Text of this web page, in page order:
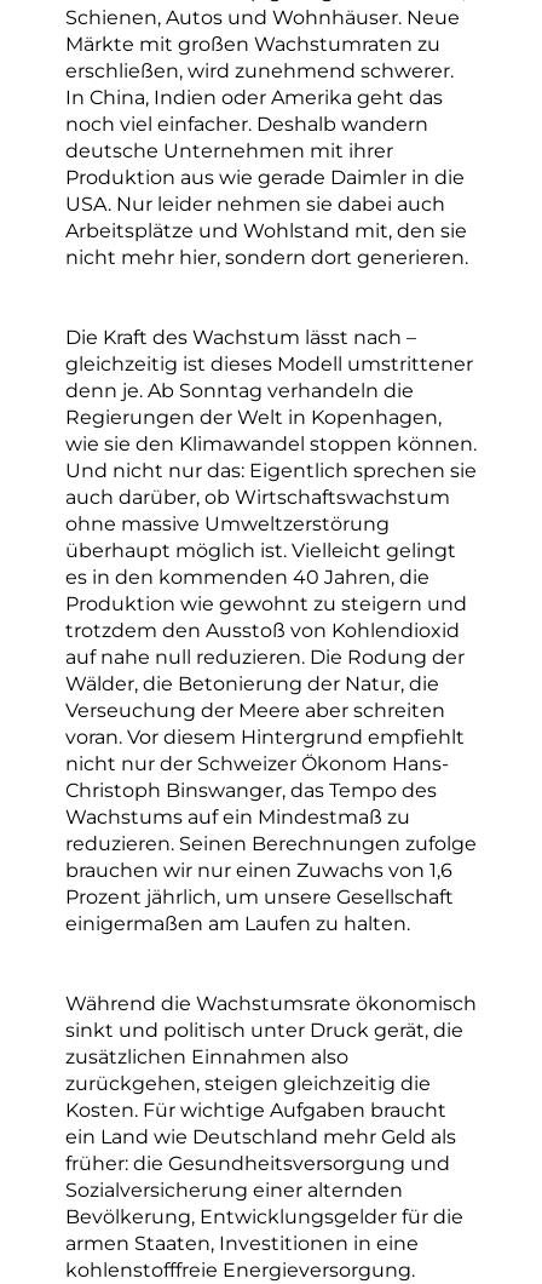
Schienen, Autos und Wohnhäuser. Neue
Märkte mit großen Wachstumraten zu
erschließen, wird zunehmend schwerer.
In China, Indien oder Amerika geht das
noch viel einfacher. Deshalb wandern
deutsche Unternehmen mit ihrer
Produktion aus wie gerade Daimler in die
USA. Nur leider nehmen sie dabei auch
Arbeitsplätze und Wohlstand mit, den sie
nicht mehr hier, sondern dort generieren.
Die Kraft des Wachstum lässt nach –
gleichzeitig ist dieses Modell umstrittener
denn je. Ab Sonntag verhandeln die
Regierungen der Welt in Kopenhagen,
wie sie den Klimawandel stoppen können.
Und nicht nur das: Eigentlich sprechen sie
auch darüber, ob Wirtschaftswachstum
ohne massive Umweltzerstörung
überhaupt möglich ist. Vielleicht gelingt
es in den kommenden 40 Jahren, die
Produktion wie gewohnt zu steigern und
trotzdem den Ausstoß von Kohlendioxid
auf nahe null reduzieren. Die Rodung der
Wälder, die Betonierung der Natur, die
Verseuchung der Meere aber schreiten
voran. Vor diesem Hintergrund empfiehlt
nicht nur der Schweizer Ökonom Hans-
Christoph Binswanger, das Tempo des
Wachstums auf ein Mindestmaß zu
reduzieren. Seinen Berechnungen zufolge
brauchen wir nur einen Zuwachs von 1,6
Prozent jährlich, um unsere Gesellschaft
einigermaßen am Laufen zu halten.
Während die Wachstumsrate ökonomisch
sinkt und politisch unter Druck gerät, die
zusätzlichen Einnahmen also
zurückgehen, steigen gleichzeitig die
Kosten. Für wichtige Aufgaben braucht
ein Land wie Deutschland mehr Geld als
früher: die Gesundheitsversorgung und
Sozialversicherung einer alternden
Bevölkerung, Entwicklungsgelder für die
armen Staaten, Investitionen in eine
kohlenstofffreie Energieversorgung.